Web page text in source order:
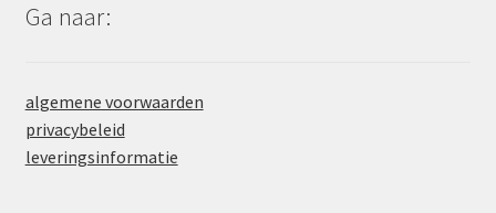
Ga naar:
algemene voorwaarden
privacybeleid
leveringsinformatie